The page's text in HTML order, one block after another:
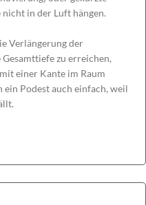
in der Luft hängen.
Verlängerung der
zu erreichen,
einer Kante im Raum
Podest auch einfach, weil